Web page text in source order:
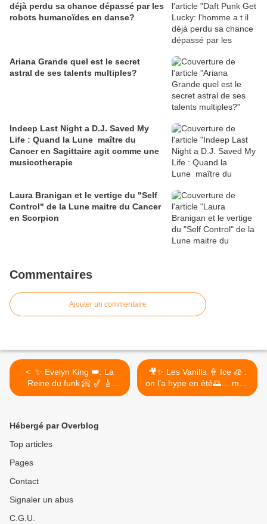
déjà perdu sa chance dépassé par les
robots humanoïdes en danse?
Ariana Grande quel est le secret
astral de ses talents multiples?
Indeep Last Night a D.J. Saved My
Life : Quand la Lune maître du
Cancer en Sagittaire agit comme une
musicotherapie️
Laura Branigan et le vertige du "Self
Control" de la Lune maitre du Cancer
en Scorpion
Commentaires
Ajouter un commentaire
< ✨ Evelyn King 👑: La
Reine du funk 📀 🎷 🎸
champagne 🍾🥂 un
🎥✨ Les Vanilla 🍦 Ice 🧊 :
on l’a hype en été🌅… mais
attention danger ! 🛑🎶 >
Hébergé par Overblog
Top articles
Pages
Contact
Signaler un abus
C.G.U.